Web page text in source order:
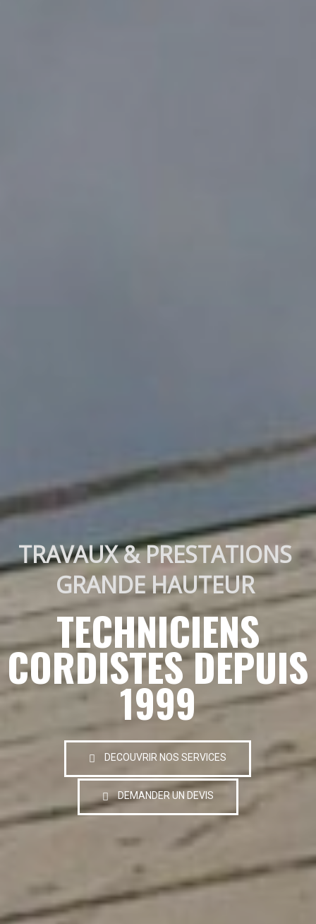
TRAVAUX & PRESTATIONS
GRANDE HAUTEUR
TECHNICIENS
CORDISTES DEPUIS
1999
DECOUVRIR NOS SERVICES
DEMANDER UN DEVIS